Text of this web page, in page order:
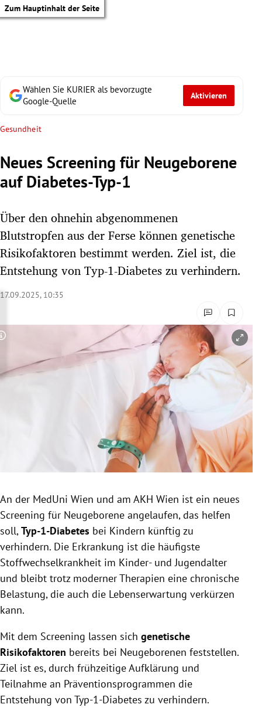
Zum Hauptinhalt der Seite
Untermenü
Untermenü
Untermenü
Untermenü
Untermenü
Untermenü
Untermenü
Wählen Sie KURIER als bevorzugte
Google-Quelle
Aktivieren
Gesundheit
Neues Screening für Neugeborene
auf Diabetes-Typ-1
Über den ohnehin abgenommenen
Blutstropfen aus der Ferse können genetische
Risikofaktoren bestimmt werden. Ziel ist, die
Entstehung von Typ-1-Diabetes zu verhindern.
17.09.2025, 10:35
Copyright-Hinweis öffnen/schließen
An der MedUni Wien und am AKH Wien ist ein neues
Screening für Neugeborene angelaufen, das helfen
soll,Typ-1-Diabetes bei Kindern künftig zu
verhindern. Die Erkrankung ist die häufigste
Stoffwechselkrankheit im Kinder- und Jugendalter
und bleibt trotz moderner Therapien eine chronische
Belastung, die auch die Lebenserwartung verkürzen
kann.
Mit dem Screening lassen sich genetische
Risikofaktoren bereits bei Neugeborenen feststellen.
Ziel ist es, durch frühzeitige Aufklärung und
Teilnahme an Präventionsprogrammen die
Entstehung von Typ-1-Diabetes zu verhindern.